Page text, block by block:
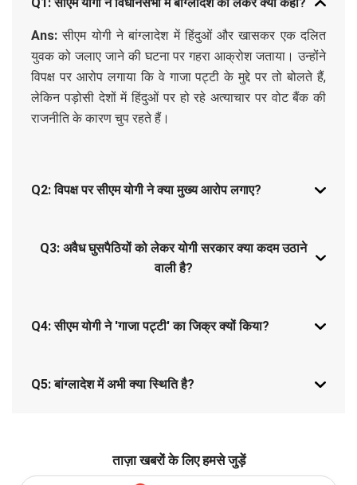
Ans: सीएम योगी ने बांग्लादेश में हिंदुओं और खासकर एक दलित
युवक को जलाए जाने की घटना पर गहरा आक्रोश जताया। उन्होंने
विपक्ष पर आरोप लगाया कि वे गाजा पट्टी के मुद्दे पर तो बोलते हैं,
लेकिन पड़ोसी देशों में हिंदुओं पर हो रहे अत्याचार पर वोट बैंक की
राजनीति के कारण चुप रहते हैं।
Q2: विपक्ष पर सीएम योगी ने क्या मुख्य आरोप लगाए?
Q3: अवैध घुसपैठियों को लेकर योगी सरकार क्या कदम उठाने
वाली है?
Q4: सीएम योगी ने 'गाजा पट्टी' का जिक्र क्यों किया?
Q5: बांग्लादेश में अभी क्या स्थिति है?
ताज़ा खबरों के लिए हमसे जुड़ें